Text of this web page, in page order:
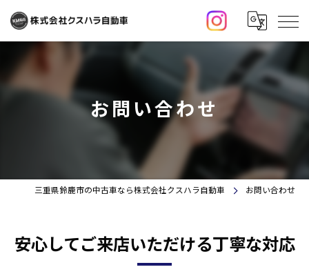
お問い合わせ
三重県鈴鹿市の中古車なら株式会社クスハラ自動車 お問い合わせ
安心してご来店いただける丁寧な対応